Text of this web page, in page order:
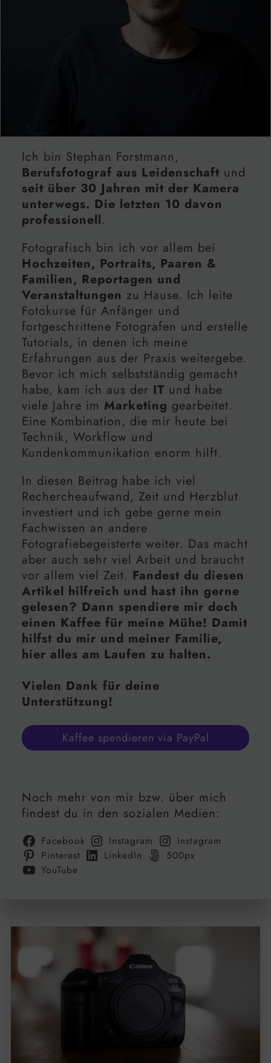
Ich bin Stephan Forstmann,
Berufsfotograf aus Leidenschaft und
seit über 30 Jahren mit der Kamera
unterwegs. Die letzten 10 davon
professionell.
Fotografisch bin ich vor allem bei
Hochzeiten, Portraits, Paaren &
Familien, Reportagen und
Veranstaltungen zu Hause. Ich leite
Fotokurse für Anfänger und
fortgeschrittene Fotografen und erstelle
Tutorials, in denen ich meine
Erfahrungen aus der Praxis weitergebe.
Bevor ich mich selbstständig gemacht
habe, kam ich aus der IT und habe
viele Jahre im Marketing gearbeitet.
Eine Kombination, die mir heute bei
Technik, Workflow und
Kundenkommunikation enorm hilft.
In diesen Beitrag habe ich viel
Rechercheaufwand, Zeit und Herzblut
investiert und ich gebe gerne mein
Fachwissen an andere
Fotografiebegeisterte weiter. Das macht
aber auch sehr viel Arbeit und braucht
vor allem viel Zeit. Fandest du diesen
Artikel hilfreich und hast ihn gerne
gelesen? Dann spendiere mir doch
einen Kaffee für meine Mühe! Damit
hilfst du mir und meiner Familie,
hier alles am Laufen zu halten.
Vielen Dank für deine
Unterstützung!
Kaffee spendieren via PayPal
Noch mehr von mir bzw. über mich
findest du in den sozialen Medien:
Facebook Instagram
Instagram
Pinterest
LinkedIn
500px
YouTube